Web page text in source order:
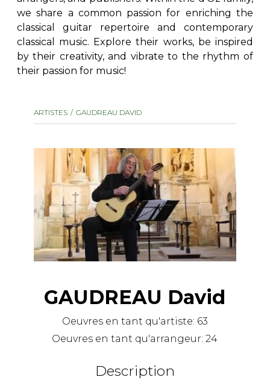
SHEET MUSIC FOR OTHER
INSTRUMENTS
SHEET MUSIC FOR ENSEMBLE
OTHER PRODUCTS
4 Guitars
5 Guitars and More
Guitar Ensemble
Guitar Orchestra
with Guitar
we share a common passion for enriching the
classical guitar repertoire and contemporary
classical music. Explore their works, be inspired
by their creativity, and vibrate to the rhythm of
their passion for music!
ARTISTES GAUDREAU DAVID
GAUDREAU David
Oeuvres en tant qu'artiste: 63
Oeuvres en tant qu'arrangeur:24
Description